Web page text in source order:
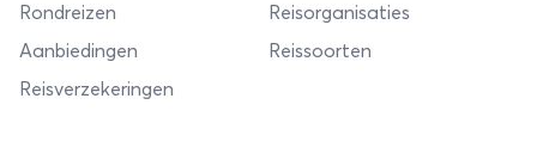
Rondreizen
Reisorganisaties
Aanbiedingen
Reissoorten
Reisverzekeringen